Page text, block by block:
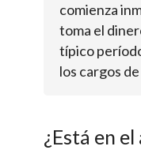
comienza
toma el
típico
los cargos
¿Está en